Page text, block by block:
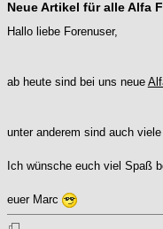
Neue Artikel für alle Alfa
Hallo liebe Forenuser,
ab heute sind bei uns neue
unter anderem sind auch
Ich wünsche euch viel Spaß
euer Marc